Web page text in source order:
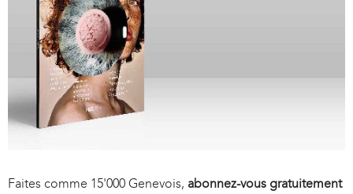
Faites comme 15'000 Genevois, abonnez-vous gratuitement